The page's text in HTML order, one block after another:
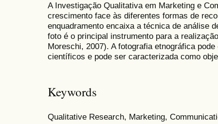
A Investigação Qualitativa em Marketing e
crescimento face às diferentes formas de
enquadramento encaixa a técnica de análise
foto é o principal instrumento para a
Moreschi, 2007). A fotografia etnográfica
científicos e pode ser caracterizada como
Keywords
Qualitative Research, Marketing,